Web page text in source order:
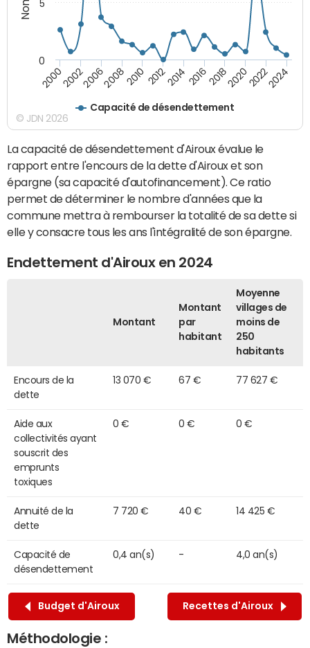
Capacité de désendettement
20002002200620082010 2012201420162018202020222024
0
5
© JDN 2026
La capacité de désendettement d'Airoux évalue le
rapport entre l'encours de la dette d'Airoux et son
épargne (sa capacité d'autofinancement). Ce ratio
permet de déterminer le nombre d'années que la
commune mettra à rembourser la totalité de sa dette si
elle y consacre tous les ans l'intégralité de son épargne.
Endettement d'Airoux en 2024
Montant
Montant
par
habitant
Moyenne
villages de
moins de
250
habitants
Encours de la
dette
13 070 € 67 € 77 627 €
Aide aux
collectivités ayant
souscrit des
emprunts
toxiques
0 € 0 € 0 €
Annuité de la
dette
7 720 € 40 € 14 425 €
Capacité de
désendettement
0,4 an(s) - 4,0 an(s)
Budget d'Airoux Recettes d'Airoux
Méthodologie :